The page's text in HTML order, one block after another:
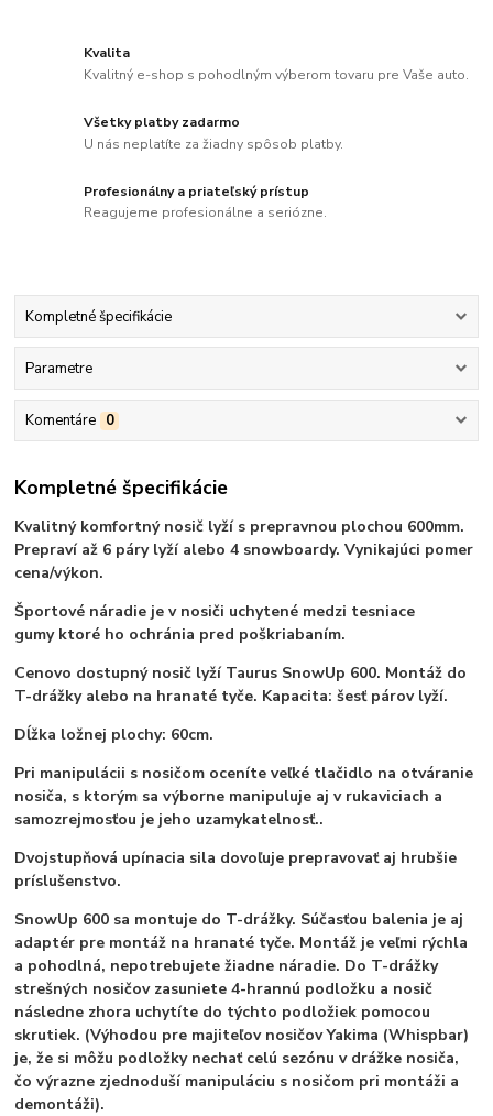
Kvalita
Kvalitný e-shop s pohodlným výberom tovaru pre Vaše auto.
Všetky platby zadarmo
U nás neplatíte za žiadny spôsob platby.
Profesionálny a priateľský prístup
Reagujeme profesionálne a seriózne.
Kompletné špecifikácie
Parametre
Komentáre 0
Kompletné špecifikácie
Kvalitný komfortný nosič lyží s prepravnou plochou 600mm.
Prepraví až 6 páry lyží alebo 4 snowboardy. Vynikajúci pomer
cena/výkon.
Športové náradie je v nosiči uchytené medzi tesniace
gumy ktoré ho ochránia pred poškriabaním.
Cenovo dostupný nosič lyží Taurus SnowUp 600. Montáž do
T-drážky alebo na hranaté tyče. Kapacita: šesť párov lyží.
Dĺžka ložnej plochy: 60cm.
Pri manipulácii s nosičom oceníte veľké tlačidlo na otváranie
nosiča, s ktorým sa výborne manipuluje aj v rukaviciach a
samozrejmosťou je jeho uzamykatelnosť..
Dvojstupňová upínacia sila dovoľuje prepravovať aj hrubšie
príslušenstvo.
SnowUp 600 sa montuje do T-drážky. Súčasťou balenia je aj
adaptér pre montáž na hranaté tyče. Montáž je veľmi rýchla
a pohodlná, nepotrebujete žiadne náradie. Do T-drážky
strešných nosičov zasuniete 4-hrannú podložku a nosič
následne zhora uchytíte do týchto podložiek pomocou
skrutiek. (Výhodou pre majiteľov nosičov Yakima (Whispbar)
je, že si môžu podložky nechať celú sezónu v drážke nosiča,
čo výrazne zjednoduší manipuláciu s nosičom pri montáži a
demontáži).